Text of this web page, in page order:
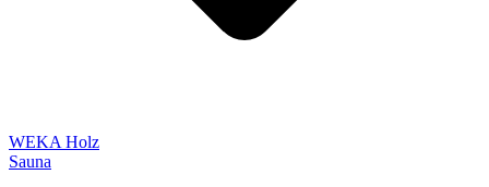
WEKA Holz
Sauna